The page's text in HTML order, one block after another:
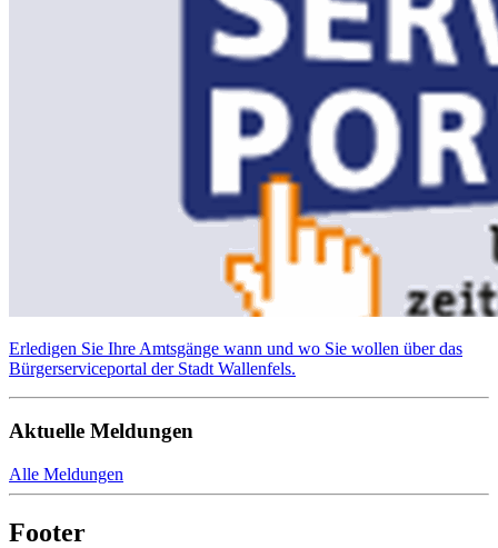
Erledigen Sie Ihre Amtsgänge wann und wo Sie wollen über das
Bürgerserviceportal der Stadt Wallenfels.
Aktuelle Meldungen
Alle Meldungen
Footer